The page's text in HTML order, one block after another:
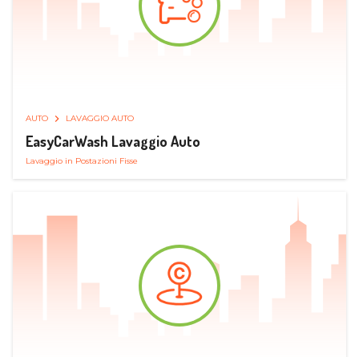
AUTO LAVAGGIO AUTO
EasyCarWash Lavaggio Auto
Lavaggio in Postazioni Fisse